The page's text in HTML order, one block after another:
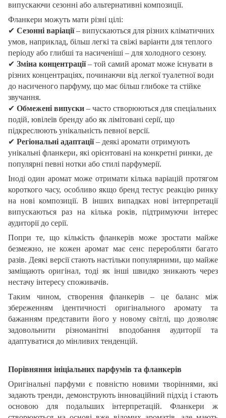
випускаючи сезонні або альтернативні композиції.
Фланкери можуть мати різні цілі:
✔ Сезонні варіації– випускаються для різних кліматичних
умов, наприклад, більш легкі та свіжі варіанти для теплого
періоду або глибші та насиченіші – для холодного сезону.
✔ Зміна концентрації– той самий аромат може існувати в
різних концентраціях, починаючи від легкої туалетної води
до насиченого парфуму, що має більш глибоке та стійке
звучання.
✔ Обмежені випуски – часто створюються для спеціальних
подій, ювілеїв бренду або як лімітовані серії, що
підкреслюють унікальність певної версії.
✔ Регіональні адаптації– деякі аромати отримують
унікальні фланкери, які орієнтовані на конкретні ринки, де
популярні певні нотки або стилі парфумерії.
Іноді один аромат може отримати кілька варіацій протягом
короткого часу, особливо якщо бренд тестує реакцію ринку
на нові композиції. В інших випадках нові інтерпретації
випускаються раз на кілька років, підтримуючи інтерес
аудиторії до серії.
Попри те, що кількість фланкерів може зростати майже
безмежно, не кожен аромат має сенс переробляти багато
разів. Деякі версії стають настільки популярними, що майже
заміщають оригінал, тоді як інші швидко зникають через
нестачу інтересу споживачів.
Таким чином, створення фланкерів – це баланс між
збереженням ідентичності оригінального аромату та
бажанням представити його у новому світлі, що дозволяє
задовольнити різноманітні вподобання аудиторії та
адаптуватися до мінливих тенденцій.
Порівняння ініціальних парфумів та фланкерів
Оригінальні парфуми є повністю новими творіннями, які
задають тренди, демонструють інноваційний підхід і стають
основою для подальших інтерпретацій. Фланкери ж